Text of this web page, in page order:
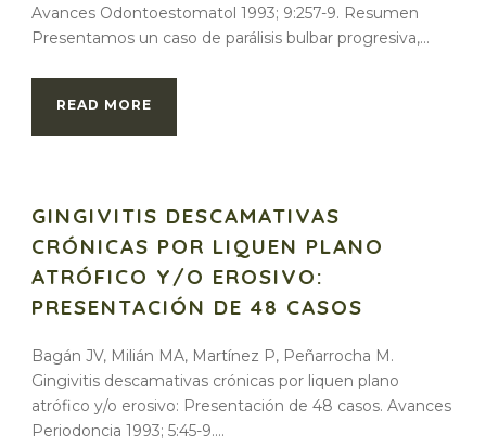
Avances Odontoestomatol 1993; 9:257-9. Resumen
Presentamos un caso de parálisis bulbar progresiva,...
READ MORE
GINGIVITIS DESCAMATIVAS
CRÓNICAS POR LIQUEN PLANO
ATRÓFICO Y/O EROSIVO:
PRESENTACIÓN DE 48 CASOS
Bagán JV, Milián MA, Martínez P, Peñarrocha M.
Gingivitis descamativas crónicas por liquen plano
atrófico y/o erosivo: Presentación de 48 casos. Avances
Periodoncia 1993; 5:45-9....